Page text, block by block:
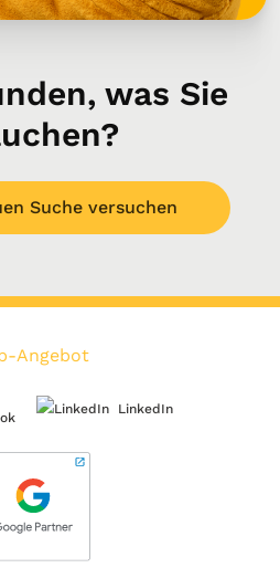
was Sie
Suche versuchen
LinkedIn